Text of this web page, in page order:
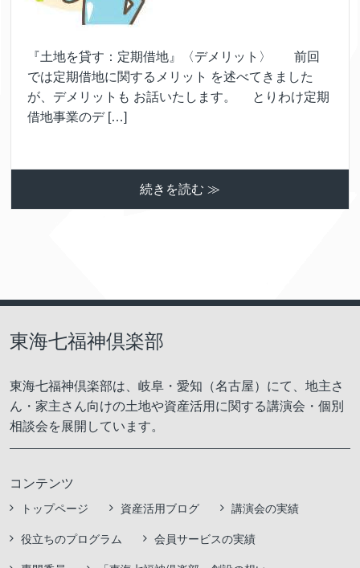
『土地を貸す：定期借地』〈デメリット〉 前回
では定期借地に関するメリット を述べてきました
が、デメリットも お話いたします。 とりわけ定期
借地事業のデ […]
続きを読む ≫
東海七福神倶楽部
東海七福神倶楽部は、岐阜・愛知（名古屋）にて、地主さ
ん・家主さん向けの土地や資産活用に関する講演会・個別
相談会を展開しています。
コンテンツ
トップページ 資産活用ブログ 講演会の実績
役立ちのプログラム 会員サービスの実績